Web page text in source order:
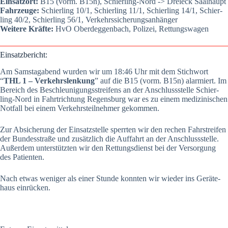
Fahr­zeu­ge: Schier­ling 10/1, Schier­ling 11/1, Schier­ling 14/1, Schier­
ling 40/2, Schier­ling 56/1, Ver­kehrs­si­che­rungs­an­hän­ger
Wei­te­re Kräf­te: HvO Oberdeg­gen­bach, Poli­zei, Ret­tungs­wa­gen
Ein­satz­be­richt:
Am Sams­tag­abend wur­den wir um 18:46 Uhr mit dem Stich­wort
“THL 1 – Ver­kehrs­len­kung” auf die B15 (vorm. B15n) alar­miert. Im
Bereich des Beschleu­ni­gungs­strei­fens an der Anschluss­stel­le Schier­
ling-Nord in Fahrt­rich­tung Regens­burg war es zu einem medi­zi­ni­schen
Not­fall bei einem Ver­kehrs­teil­neh­mer gekom­men.
Zur Absi­che­rung der Ein­satz­stel­le sperr­ten wir den rechen Fahr­strei­fen
der Bun­des­stra­ße und zusätz­lich die Auf­fahrt an der Anschluss­stel­le.
Außer­dem unter­stütz­ten wir den Ret­tungs­dienst bei der Ver­sor­gung
des Pati­en­ten.
Nach etwas weni­ger als einer Stun­de konn­ten wir wie­der ins Gerä­te­
haus ein­rü­cken.